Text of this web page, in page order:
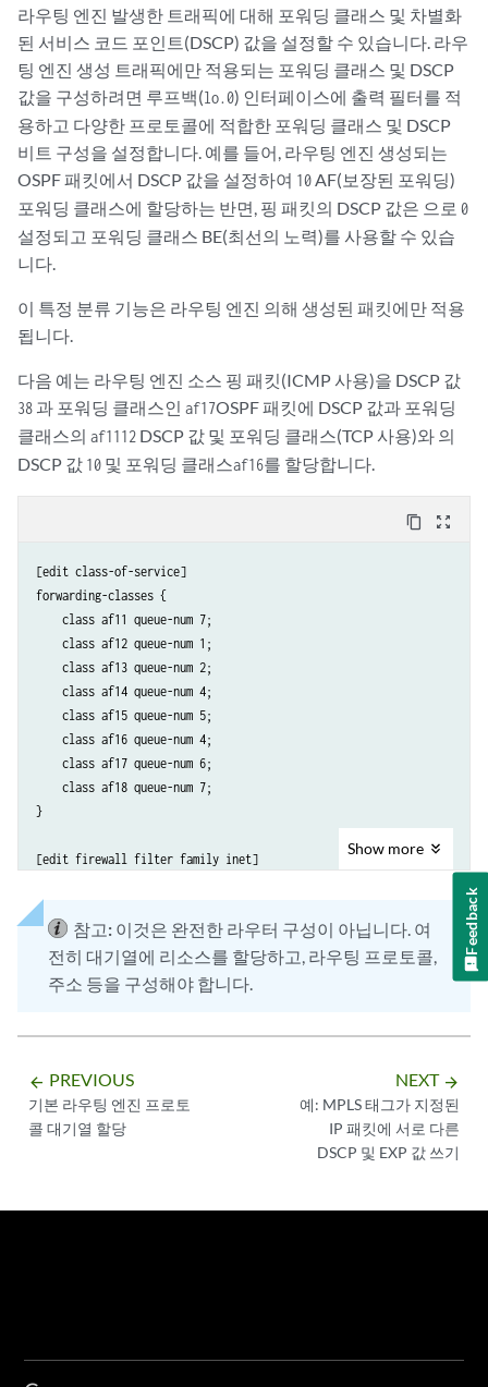
라우팅 엔진 발생한 트래픽에 대해 포워딩 클래스 및 차별화
된 서비스 코드 포인트(DSCP) 값을 설정할 수 있습니다. 라우
팅 엔진 생성 트래픽에만 적용되는 포워딩 클래스 및 DSCP
값을 구성하려면 루프백(lo.0) 인터페이스에 출력 필터를 적
용하고 다양한 프로토콜에 적합한 포워딩 클래스 및 DSCP
비트 구성을 설정합니다. 예를 들어, 라우팅 엔진 생성되는
OSPF 패킷에서 DSCP 값을 설정하여 10AF(보장된 포워딩)
포워딩 클래스에 할당하는 반면, 핑 패킷의 DSCP 값은 으로 0
설정되고 포워딩 클래스 BE(최선의 노력)를 사용할 수 있습
니다.
이 특정 분류 기능은 라우팅 엔진 의해 생성된 패킷에만 적용
됩니다.
다음 예는 라우팅 엔진 소스 핑 패킷(ICMP 사용)을 DSCP 값
38 과 포워딩 클래스인 af17OSPF 패킷에 DSCP 값과 포워딩
클래스의 af1112 DSCP 값 및 포워딩 클래스(TCP 사용)와 의
DSCP 값 10 및 포워딩 클래스af16를 할당합니다.
content_copy zoom_out_map
[edit class-of-service]
forwarding-classes {
    class af11 queue-num 7;
    class af12 queue-num 1;
    class af13 queue-num 2;
    class af14 queue-num 4;
    class af15 queue-num 5;
    class af16 queue-num 4;
    class af17 queue-num 6;
    class af18 queue-num 7;
}
[edit firewall filter family inet]
    term t1 {
        from {
            protocol icmp; # For pings
        }
        }
    }
    term t2 {
        from {
Show more
참고: 이것은 완전한 라우터 구성이 아닙니다. 여
전히 대기열에 리소스를 할당하고, 라우팅 프로토콜,
주소 등을 구성해야 합니다.
arrow_backward PREVIOUS
기본 라우팅 엔진 프로토
콜 대기열 할당
NEXT arrow_forward
예: MPLS 태그가 지정된
IP 패킷에 서로 다른
DSCP 및 EXP 값 쓰기
Feedback